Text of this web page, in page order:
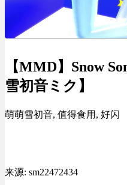
【MMD】Snow
雪初音ミク】
萌萌雪初音, 值得食用, 好闪
来源: sm22472434